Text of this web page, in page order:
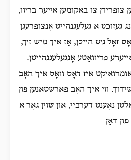
צופרידן צו באַקומען אייער בריוו,
געזוכט אַ געלעגנהייט אָנצופרעגן
זאָל ניט הייסן, אַז איך מיש זיך,
פּריוואַטע אָנגעלעגנהייטן.
איז דאָס וואָס איך האָב
ווי איך האָב פאַרשטאַנען פון
נאָענט דערביי, און שוין גאָר אַ
פון דאַן –